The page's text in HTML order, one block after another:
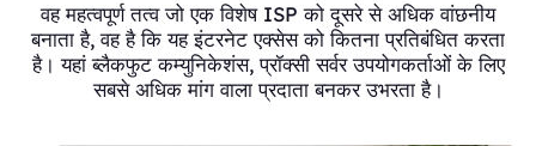
वह महत्वपूर्ण तत्व जो एक विशेष ISP को दूसरे से अधिक वांछनीय
बनाता है, वह है कि यह इंटरनेट एक्सेस को कितना प्रतिबंधित करता
है। यहां ब्लैकफुट कम्युनिकेशंस, प्रॉक्सी सर्वर उपयोगकर्ताओं के लिए
सबसे अधिक मांग वाला प्रदाता बनकर उभरता है।